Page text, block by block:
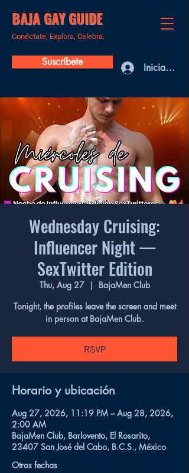
BAJA GAY GUIDE
Conéctate, Explora, Celebra.
Suscríbete Iniciar sesión
Wednesday Cruising:
Influencer Night —
SexTwitter Edition
Thu, Aug 27
  |
BajaMen Club
Tonight, the profiles leave the screen and meet
in person at BajaMen Club.
RSVP
Horario y ubicación
Aug 27, 2026, 11:19 PM – Aug 28, 2026,
2:00 AM
BajaMen Club, Barlovento, El Rosarito,
23407 San José del Cabo, B.C.S., México
Otras fechas